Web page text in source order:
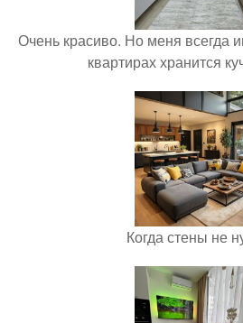
Очень красиво. Но меня всегда
квартирах хранится
Когда стены не